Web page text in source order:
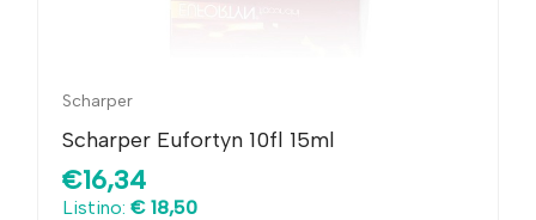
Scharper
Scharper Eufortyn 10fl 15ml
€16,34
Listino: € 18,50